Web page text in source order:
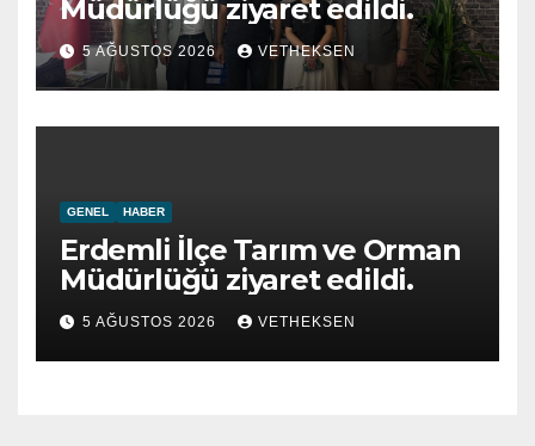
Müdürlüğü ziyaret edildi.
5 AĞUSTOS 2026 VETHEKSEN
GENEL HABER
Erdemli İlçe Tarım ve Orman
Müdürlüğü ziyaret edildi.
5 AĞUSTOS 2026 VETHEKSEN